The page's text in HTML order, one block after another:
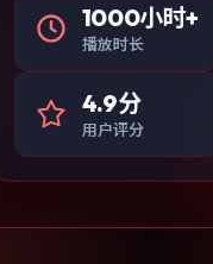
1000小时+
播放时长
4.9分
用户评分